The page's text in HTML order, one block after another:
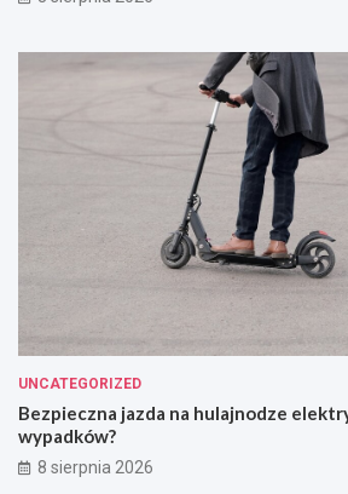
UNCATEGORIZED
Bezpieczna jazda na hulajnodze
wypadków?
8 sierpnia 2026